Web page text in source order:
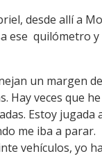
desde allí a
ese quilómetro
un margen
Hay veces que
Estoy
me iba a
vehículos, yo